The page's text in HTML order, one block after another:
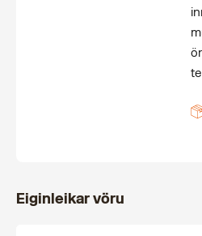
Eiginleikar vöru